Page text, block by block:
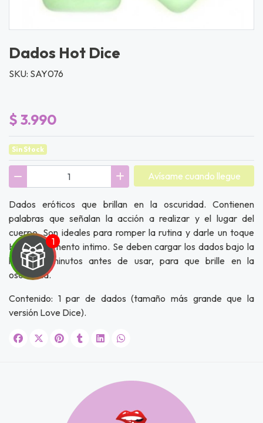
JUGAR
Dados Hot Dice
SKU: SAY076
$ 3.990
Sin Stock
Avísame cuando llegue
Dados eróticos que brillan en la oscuridad. Contienen
palabras que señalan la acción a realizar y el lugar del
cuerpo. Son ideales para romper la rutina y darle un toque
HOT al momento intimo. Se deben cargar los dados bajo la
luz unos minutos antes de usar, para que brille en la
oscuridad.
Contenido: 1 par de dados (tamaño más grande que la
versión Love Dice).